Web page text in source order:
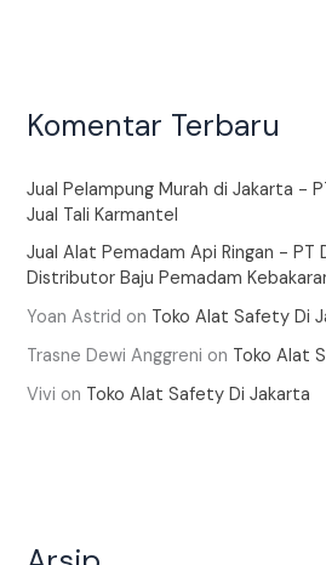
Komentar Terbaru
Jual Pelampung Murah di Jakarta -
Jual Tali Karmantel
Jual Alat Pemadam Api Ringan - PT
Distributor Baju Pemadam
Yoan Astrid on Toko Alat Safety Di
Trasne Dewi Anggreni on Toko Alat
Vivi on Toko Alat Safety Di Jakarta